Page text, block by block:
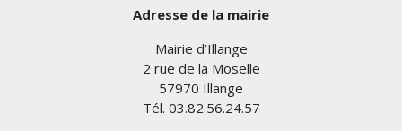
Adresse de la mairie
Mairie d’Illange
2 rue de la Moselle
57970 Illange
Tél. 03.82.56.24.57